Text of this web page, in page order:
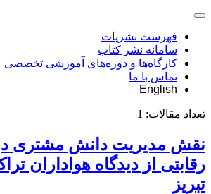
فهرست نشریات
سامانه نشر کتاب
کارگاه‌ها و دوره‌های آموزشی تخصصی
تماس با ما
English
تعداد مقالات: 1
نقش مدیریت دانش مشتری
رقابتی از دیدگاه هواداران
تبریز